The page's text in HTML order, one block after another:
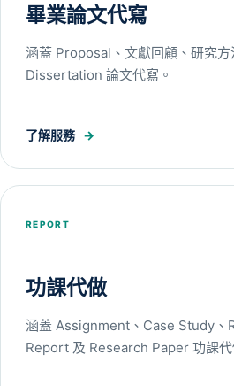
畢業論文代寫
涵蓋 Proposal、文獻回顧、研究方
Dissertation 論文代寫。
了解服務 →
REPORT
功課代做
涵蓋 Assignment、Case Study、
Report 及 Research Paper 功課代